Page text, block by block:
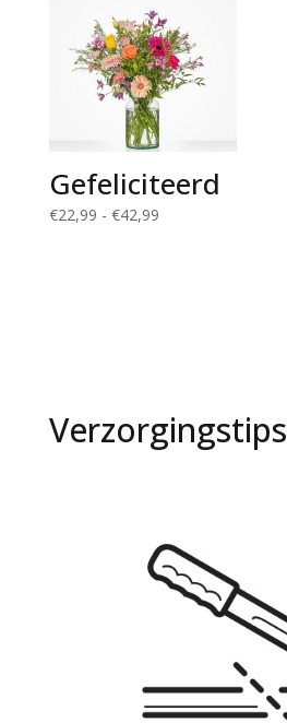
Gefeliciteerd
€22,99 - €42,99Prijsklasse:
Verzorgingstips